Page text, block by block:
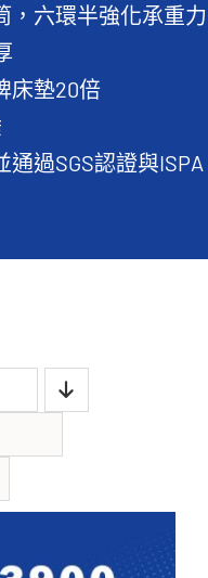
，六環半強化承重力
床墊20倍
過SGS認證與ISPA